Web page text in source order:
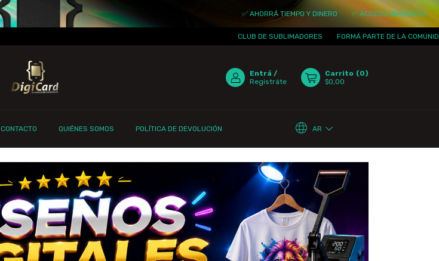
✅ AHORRÁ TIEMPO Y DINERO ✅ ACCESO INMEDIATO ✅
CLUB DE SUBLIMADORES FORMÁ PARTE DE LA COMUNIDAD ¡TE
Entrá /
Registráte
Carrito (0)
$0,00
CONTACTO QUIÉNES SOMOS POLÍTICA DE DEVOLUCIÓN AR